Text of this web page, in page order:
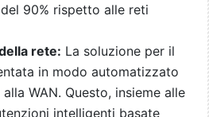
90% rispetto alle reti
rete: La soluzione per il
in modo automatizzato
WAN. Questo, insieme alle
intelligenti basate